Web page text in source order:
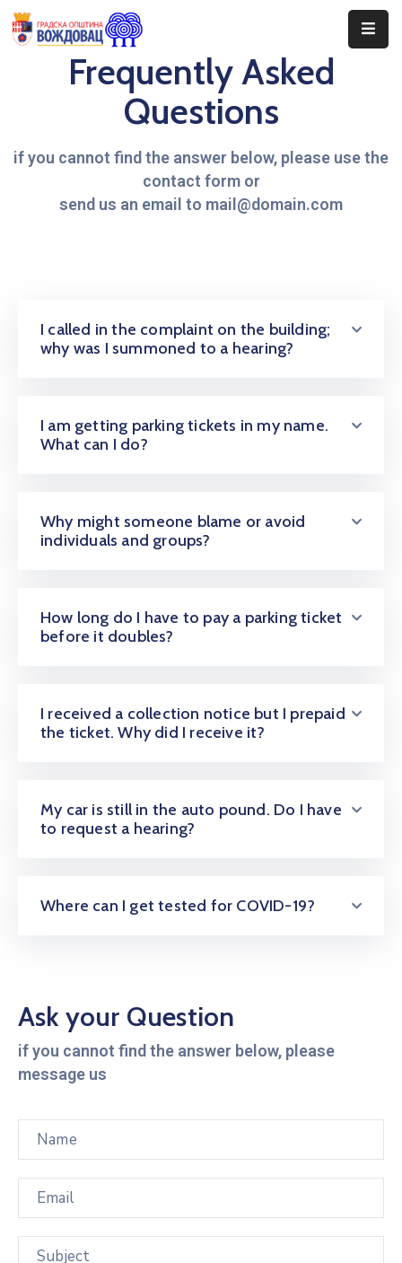
Догађаји
Програми
Frequently Asked
Questions
if you cannot find the answer below, please use the
contact form or
send us an email to mail@domain.com
I called in the complaint on the building;
why was I summoned to a hearing?
I am getting parking tickets in my name.
What can I do?
Why might someone blame or avoid
individuals and groups?
How long do I have to pay a parking ticket
before it doubles?
I received a collection notice but I prepaid
the ticket. Why did I receive it?
My car is still in the auto pound. Do I have
to request a hearing?
Where can I get tested for COVID-19?
Ask your Question
if you cannot find the answer below, please
message us